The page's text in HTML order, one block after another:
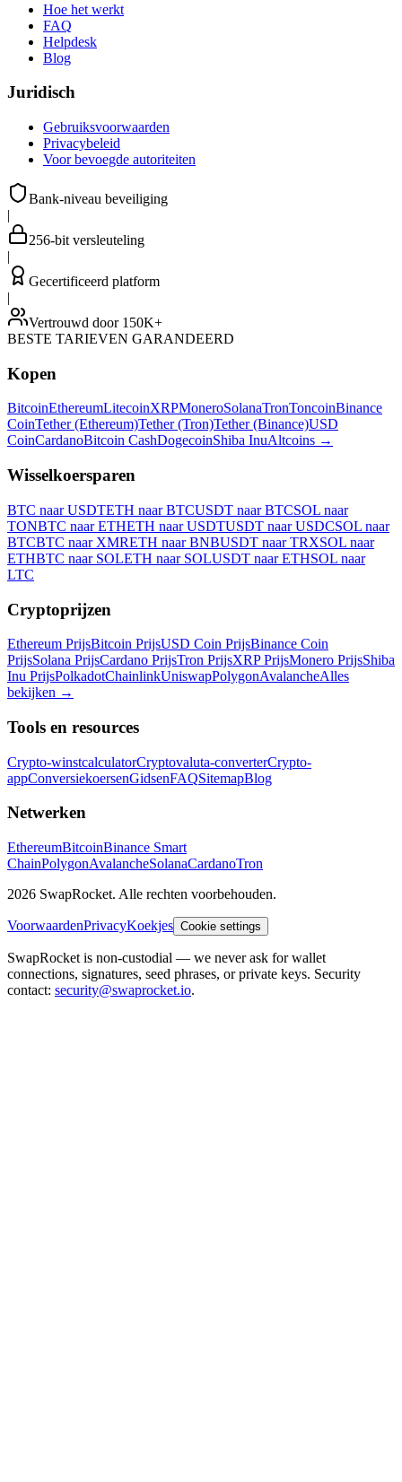
Hoe het werkt
FAQ
Helpdesk
Blog
Juridisch
Gebruiksvoorwaarden
Privacybeleid
Voor bevoegde autoriteiten
Bank-niveau beveiliging
|
256-bit versleuteling
|
Gecertificeerd platform
|
Vertrouwd door 150K+
BESTE TARIEVEN GARANDEERD
Kopen
BitcoinEthereumLitecoinXRPMoneroSolanaTronToncoinBinance
CoinTether (Ethereum)Tether (Tron)Tether (Binance)USD
CoinCardanoBitcoin CashDogecoinShiba InuAltcoins →
Wisselkoersparen
BTC naar USDTETH naar BTCUSDT naar BTCSOL naar
TONBTC naar ETHETH naar USDTUSDT naar USDCSOL naar
BTCBTC naar XMRETH naar BNBUSDT naar TRXSOL naar
ETHBTC naar SOLETH naar SOLUSDT naar ETHSOL naar
LTC
Cryptoprijzen
Ethereum PrijsBitcoin PrijsUSD Coin PrijsBinance Coin
PrijsSolana PrijsCardano PrijsTron PrijsXRP PrijsMonero PrijsShiba
Inu PrijsPolkadotChainlinkUniswapPolygonAvalancheAlles
bekijken →
Tools en resources
Crypto-winstcalculatorCryptovaluta-converterCrypto-
appConversiekoersenGidsenFAQSitemapBlog
Netwerken
EthereumBitcoinBinance Smart
ChainPolygonAvalancheSolanaCardanoTron
2026 SwapRocket. Alle rechten voorbehouden.
VoorwaardenPrivacyKoekjes Cookie settings
SwapRocket is non-custodial — we never ask for wallet
connections, signatures, seed phrases, or private keys. Security
contact: security@swaprocket.io.